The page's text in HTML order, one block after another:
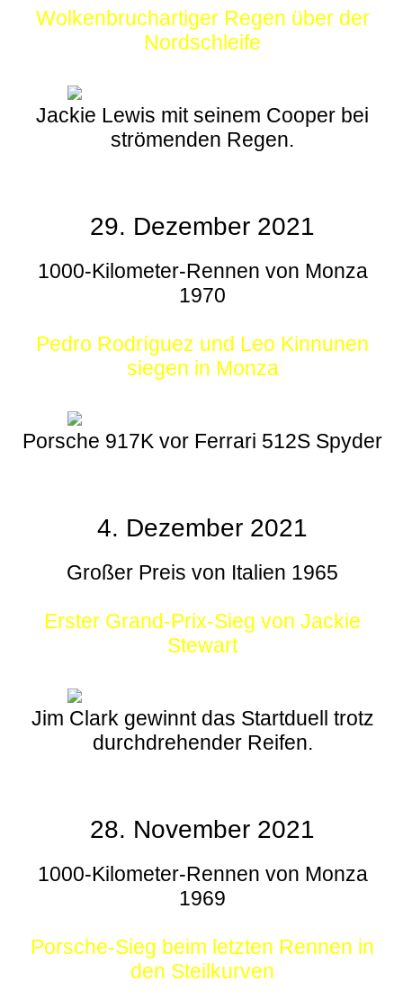
Wolkenbruchartiger Regen über der
Nordschleife
Jackie Lewis mit seinem Cooper bei
strömenden Regen.
29. Dezember 2021
1000-Kilometer-Rennen von Monza
1970
Pedro Rodríguez und Leo Kinnunen
siegen in Monza
Porsche 917K vor Ferrari 512S Spyder
4. Dezember 2021
Großer Preis von Italien 1965
Erster Grand-Prix-Sieg von Jackie
Stewart
Jim Clark gewinnt das Startduell trotz
durchdrehender Reifen.
28. November 2021
1000-Kilometer-Rennen von Monza
1969
Porsche-Sieg beim letzten Rennen in
den Steilkurven